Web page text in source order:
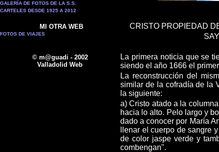
GALERÍA DE FOTOS DE LA S.S.
CARTELES DESDE 1925 A 2012
MI OTRA WEB
FOTOS DE VIAJES
© m@guadi - 2002
Valladolid Web
CRISTO PROPIEDAD
La primera noticia que se
siendo el año 1666 el
La reconstrucción del
similar de la cofradía de la
la siguiente:
a) Cristo atado a la
hacia lo alto. Pelo largo y
dado a conocer por María
llenar el cuerpo de sangre
de color jaspe verde y
combengan".